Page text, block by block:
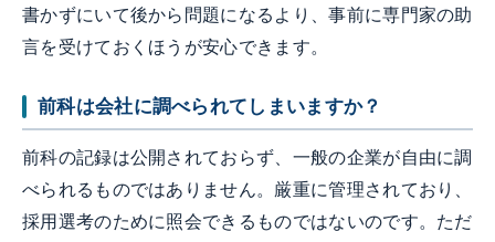
書かずにいて後から問題になるより、事前に専門家の助
言を受けておくほうが安心できます。
前科は会社に調べられてしまいますか？
前科の記録は公開されておらず、一般の企業が自由に調
べられるものではありません。厳重に管理されており、
採用選考のために照会できるものではないのです。ただ